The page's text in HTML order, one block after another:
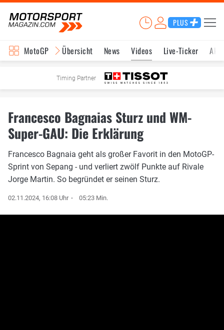
PLUS
MotoGP Übersicht News Videos Live-Ticker
Timing Partner
Francesco Bagnaias Sturz und WM-
Super-GAU: Die Erklärung
Francesco Bagnaia geht als großer Favorit in den MotoGP-
Sprint von Sepang - und verliert zwölf Punkte auf Rivale
Jorge Martin. So begründet er seinen Sturz.
02.11.2024, 16:08 Uhr 05:23 Min.